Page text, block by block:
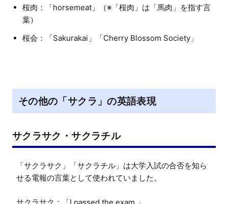
桜肉：「horsemeat」（※「桜肉」は「馬肉」を指す言
葉）
桜会：「Sakurakai」「Cherry Blossom Society」
その他の「サクラ」の英語表現
サクラサク・サクラチル
「サクラサク」「サクラチル」は大学入試の合否を知ら
せる電報の言葉として使われていました。
サクラサク：「I passed the exam.」